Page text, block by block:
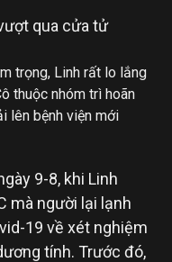
trọng, Linh rất lo lắng
thuộc nhóm trì hoãn
lên bệnh viện mới
9-8, khi Linh
mà người lại lạnh
19 về xét nghiệm
tính. Trước đó,